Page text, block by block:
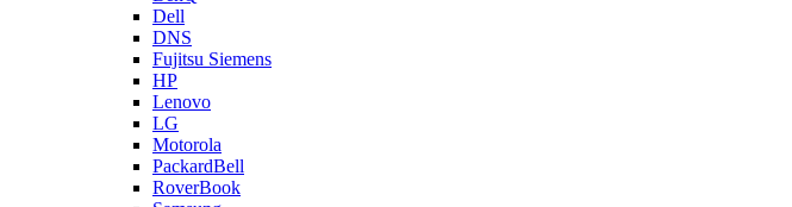
Dell
DNS
Fujitsu Siemens
HP
Lenovo
LG
Motorola
PackardBell
RoverBook